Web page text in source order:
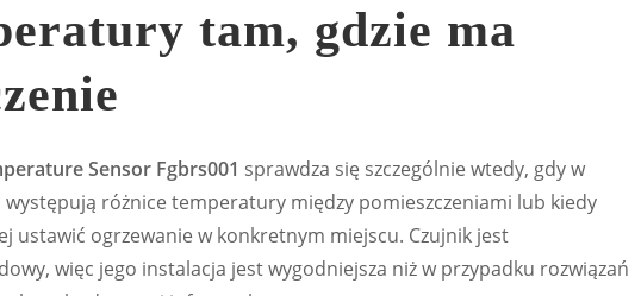
tam, gdzie ma
Sensor Fgbrs001 sprawdza się szczególnie wtedy, gdy w
występują różnice temperatury między pomieszczeniami lub kiedy
ustawić ogrzewanie w konkretnym miejscu. Czujnik jest
więc jego instalacja jest wygodniejsza niż w przypadku rozwiązań